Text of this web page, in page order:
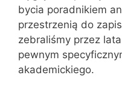
bycia poradnikiem
przestrzenią do
zebraliśmy przez
pewnym
akademickiego.